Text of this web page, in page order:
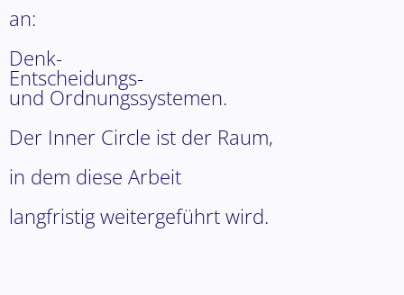
an:
Denk-
Entscheidungs-
und Ordnungssystemen.
Der Inner Circle ist der Raum,
in dem diese Arbeit
langfristig weitergeführt wird.